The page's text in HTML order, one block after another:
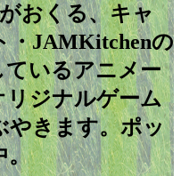
おくる、キャ
・JAMKitchenの
ているアニメー
リジナルゲーム
やきます。ポッ
。